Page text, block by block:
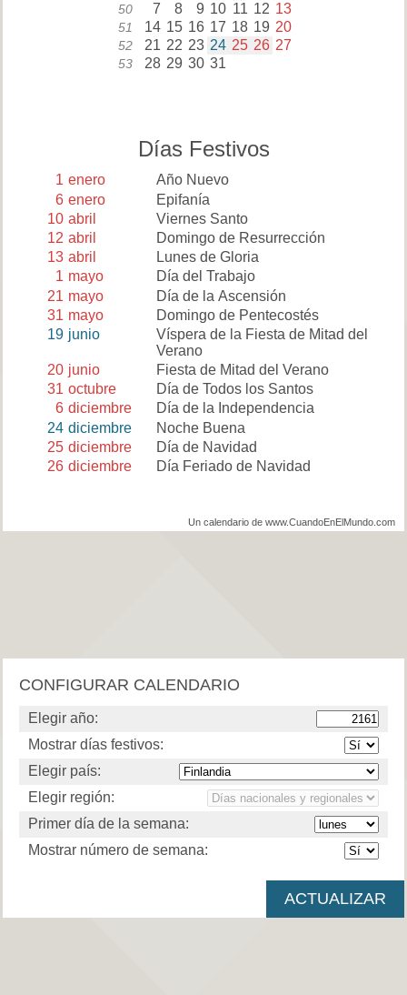
50 7 8 9 10 11 12 13
51 14 15 16 17 18 19 20
52 21 22 23 24 25 26 27
53 28 29 30 31
Días Festivos
1 enero
Año Nuevo
6 enero
Epifanía
10 abril
Viernes Santo
12 abril
Domingo de Resurrección
13 abril
Lunes de Gloria
1 mayo
Día del Trabajo
21 mayo
Día de la Ascensión
31 mayo
Domingo de Pentecostés
19 junio
Víspera de la Fiesta de Mitad del
Verano
20 junio
Fiesta de Mitad del Verano
31 octubre
Día de Todos los Santos
6 diciembre
Día de la Independencia
24 diciembre
Noche Buena
25 diciembre
Día de Navidad
26 diciembre Día Feriado de Navidad
Un calendario de www.CuandoEnElMundo.com
CONFIGURAR CALENDARIO
Elegir año:
Mostrar días festivos:
Elegir país:
Elegir región:
Primer día de la semana:
Mostrar número de semana: